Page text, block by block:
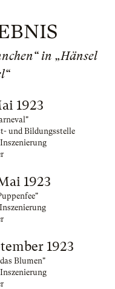
in „Hänsel
1923
und Bildungsstelle
1923
1923
Blumen"